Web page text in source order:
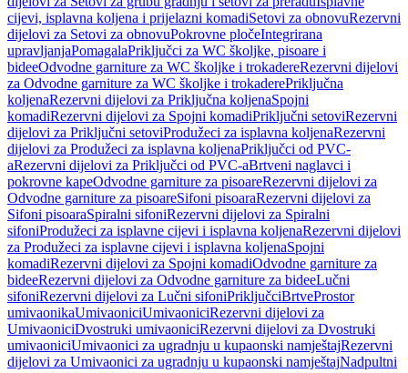
cijevi, isplavna koljena i prijelazni komadiSetovi za obnovuRezervni
dijelovi za Setovi za obnovuPokrovne pločeIntegrirana
upravljanjaPomagalaPriključci za WC školjke, pisoare i
bideeOdvodne garniture za WC školjke i trokadereRezervni dijelovi
za Odvodne garniture za WC školjke i trokaderePriključna
koljenaRezervni dijelovi za Priključna koljenaSpojni
komadiRezervni dijelovi za Spojni komadiPriključni setoviRezervni
dijelovi za Priključni setoviProdužeci za isplavna koljenaRezervni
dijelovi za Produžeci za isplavna koljenaPriključci od PVC-
aRezervni dijelovi za Priključci od PVC-aBrtveni naglavci i
pokrovne kapeOdvodne garniture za pisoareRezervni dijelovi za
Odvodne garniture za pisoareSifoni pisoaraRezervni dijelovi za
Sifoni pisoaraSpiralni sifoniRezervni dijelovi za Spiralni
sifoniProdužeci za isplavne cijevi i isplavna koljenaRezervni dijelovi
za Produžeci za isplavne cijevi i isplavna koljenaSpojni
komadiRezervni dijelovi za Spojni komadiOdvodne garniture za
bideeRezervni dijelovi za Odvodne garniture za bideeLučni
sifoniRezervni dijelovi za Lučni sifoniPriključciBrtveProstor
umivaonikaUmivaoniciUmivaoniciRezervni dijelovi za
UmivaoniciDvostruki umivaoniciRezervni dijelovi za Dvostruki
umivaoniciUmivaonici za ugradnju u kupaonski namještajRezervni
dijelovi za Umivaonici za ugradnju u kupaonski namještajNadpultni